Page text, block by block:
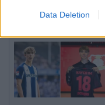
Data Deletion
vendimtare
të fundit